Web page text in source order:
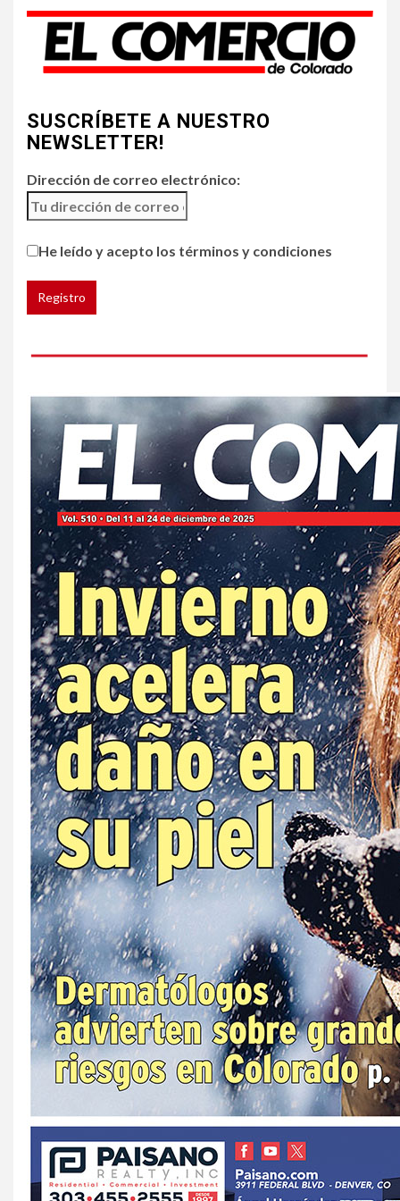
aire amenazan Colorado
Chipotle retira chiles
jalapeños de varios
5
HOGAR Y SALUD
Generación Z ignora riesgo
de cáncer al broncearse
SUSCRÍBETE A NUESTRO
NEWSLETTER!
Dirección de correo electrónico:
He leído y acepto los términos y condiciones